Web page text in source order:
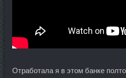
Отработала я в этом банке